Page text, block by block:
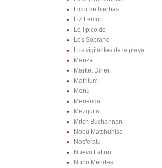
Licor de hierbas
Liz Lemon
Lo típico de
Los Soprano
Los vigilantes de la playa
Mariza
Market Diner
Matritum
Menú
Merienda
Mezquita
Mitch Buchannan
Nobu Matshuhisa
Nosferatu
Nuevo Latino
Nuno Mendes